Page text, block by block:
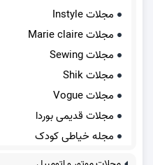
مجلات Instyle
مجلات Marie claire
مجلات Sewing
مجلات Shik
مجلات Vogue
مجلات قدیمی بوردا
مجله خیاطی کودک